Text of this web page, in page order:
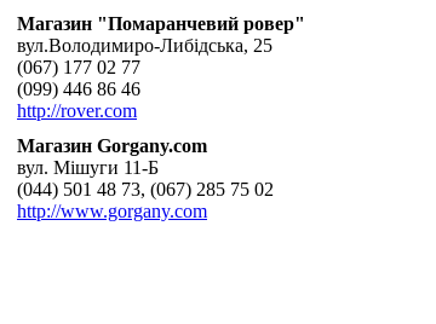
Магазин "Помаранчевий ровер"
вул.Володимиро-Либідська, 25
(067) 177 02 77
(099) 446 86 46
http://rover.com
Магазин Gorgany.com
вул. Мішуги 11-Б
(044) 501 48 73, (067) 285 75 02
http://www.gorgany.com